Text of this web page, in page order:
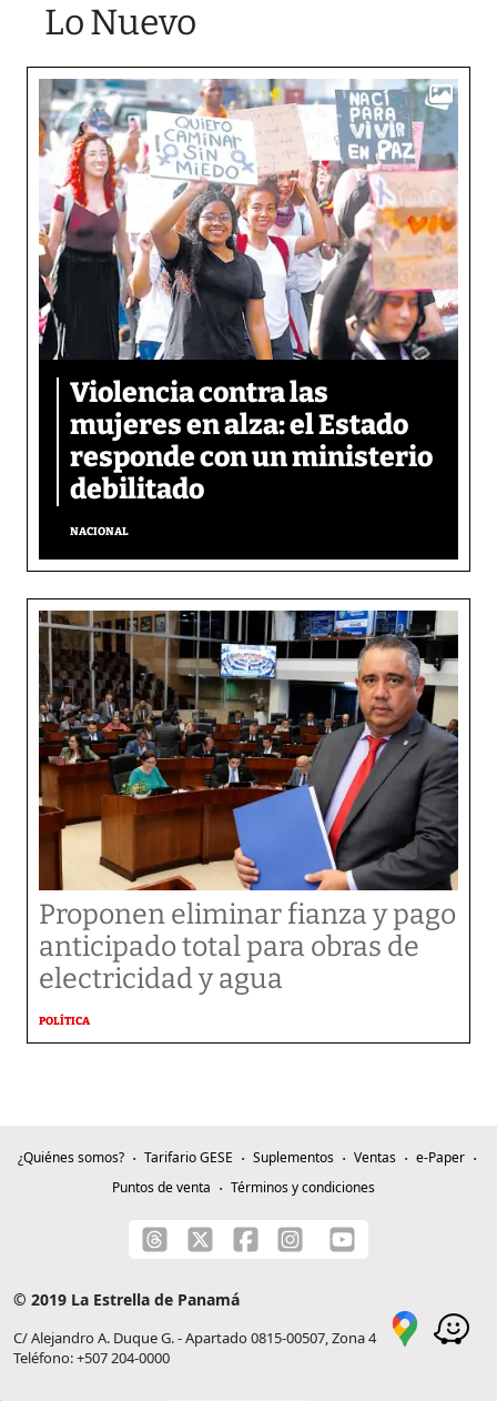
Lo Nuevo
Violencia contra las
mujeres en alza: el Estado
responde con un ministerio
debilitado
NACIONAL
Proponen eliminar fianza y pago
anticipado total para obras de
electricidad y agua
POLÍTICA
¿Quiénes somos? Tarifario GESE Suplementos Ventas
e-Paper
Puntos de venta
Términos y condiciones
© 2019 La Estrella de Panamá
C/ Alejandro A. Duque G. - Apartado 0815-00507, Zona 4
Teléfono: +507 204-0000